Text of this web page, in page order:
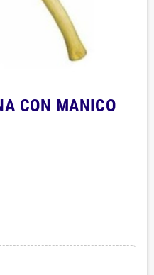
CON MANICO